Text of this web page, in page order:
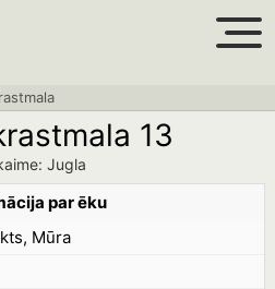
13
Jugla
par ēku
Mūra